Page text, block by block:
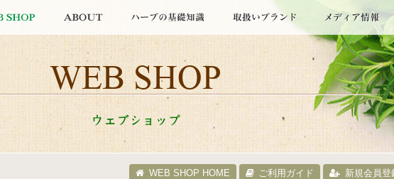
WEB SHOP
ウェブショップ
WEB SHOP HOME ご利用ガイド 新規会員登